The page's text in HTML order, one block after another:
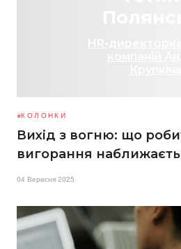
КОЛОНКИ
Вихід з вогню: що
вигорання
04 Вересня 2025